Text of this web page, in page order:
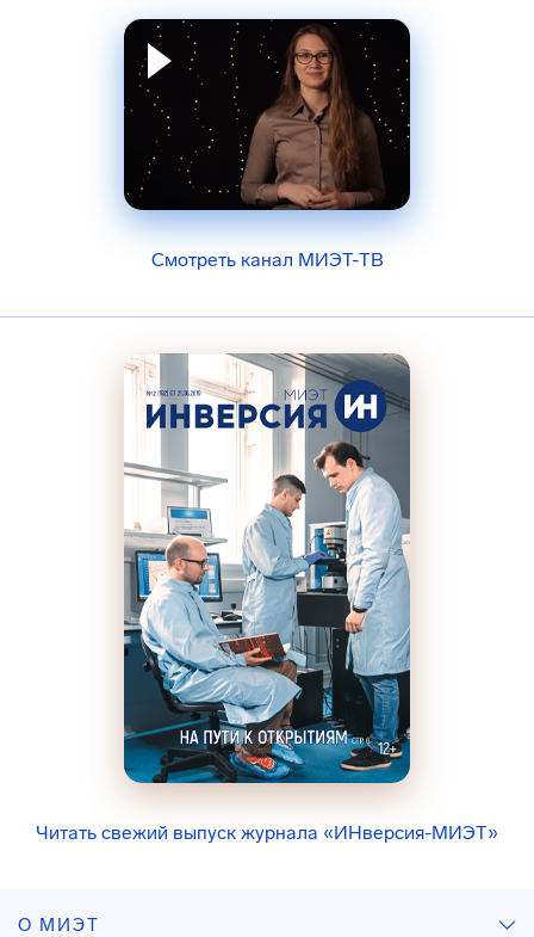
Смотреть канал МИЭТ-ТВ
Читать свежий выпуск журнала «ИНверсия-МИЭТ»
О МИЭТ